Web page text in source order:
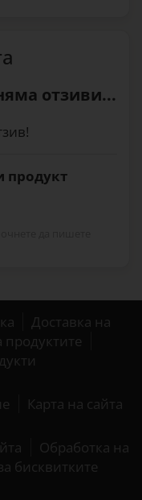
отзиви...
продукт
Доставка на
продуктите
Карта на сайта
Обработка на
бисквитките